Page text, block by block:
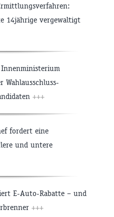
14jährige vergewaltigt
+++
fordert eine
und untere
E-Auto-Rabatte – und
+++